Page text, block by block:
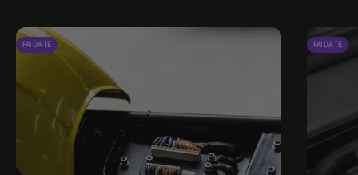
FAI DA TE FAI DA TE